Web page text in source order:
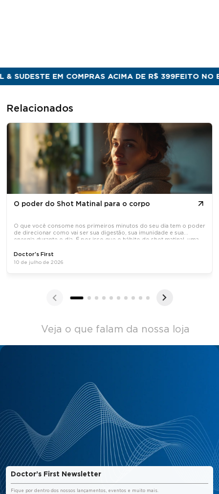
EM COMPRAS ACIMA DE R$ 399 FEITO NO
Relacionados
O poder do Shot Matinal para o corpo
O que você consome nos primeiros minutos do seu dia tem o poder
de direcionar como vai ser sua digestão, sua imunidade e sua
energia durante o dia. É por isso que o hábito do shot matinal, uma
Doctor's First
10 de julho de 2026
Veja o que falam da nossa loja
Doctor’s First Newsletter
Fique por dentro dos nossos lançamentos, eventos e muito mais.